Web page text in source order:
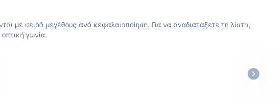
με σειρά μεγέθους ανά κεφαλαιοποίηση. Για να αναδιατάξετε τη λίστα,
γωνία.